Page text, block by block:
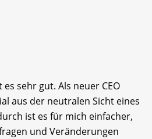
sehr gut. Als neuer CEO
aus der neutralen Sicht eines
ist es für mich einfacher,
und Veränderungen